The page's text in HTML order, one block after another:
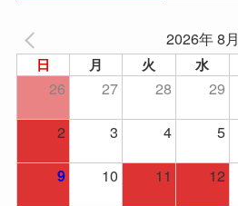
2026年 8月
日 月 火 水
26 27 28 29
2
3 4 5
9 10 11 12